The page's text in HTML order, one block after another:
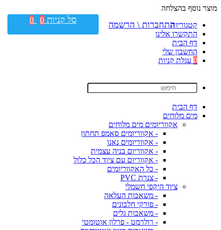
מוצר נוסף בהצלחה
קטגוריות
התקשרו אלינו
דף הבית
החשבון שלי
0 עגלת קניות
דף הבית
מים מלוחים
אקווריומים מים מלוחים
- אקווריומים סאמפ תחתון
- אקווריומים נאנו
- אקווריום בניה עצמית
- אקווריום עם ציוד הכל כלול
- כל האקווריומים
- צנרת PVC
ציוד היקפי חשמלי
- משאבות העלאה
- פורקי חלבונים
- משאבות גלים
- רולרמט - פרלון אוטומטי
התחברות \ הרשמה סל קניות 0
0